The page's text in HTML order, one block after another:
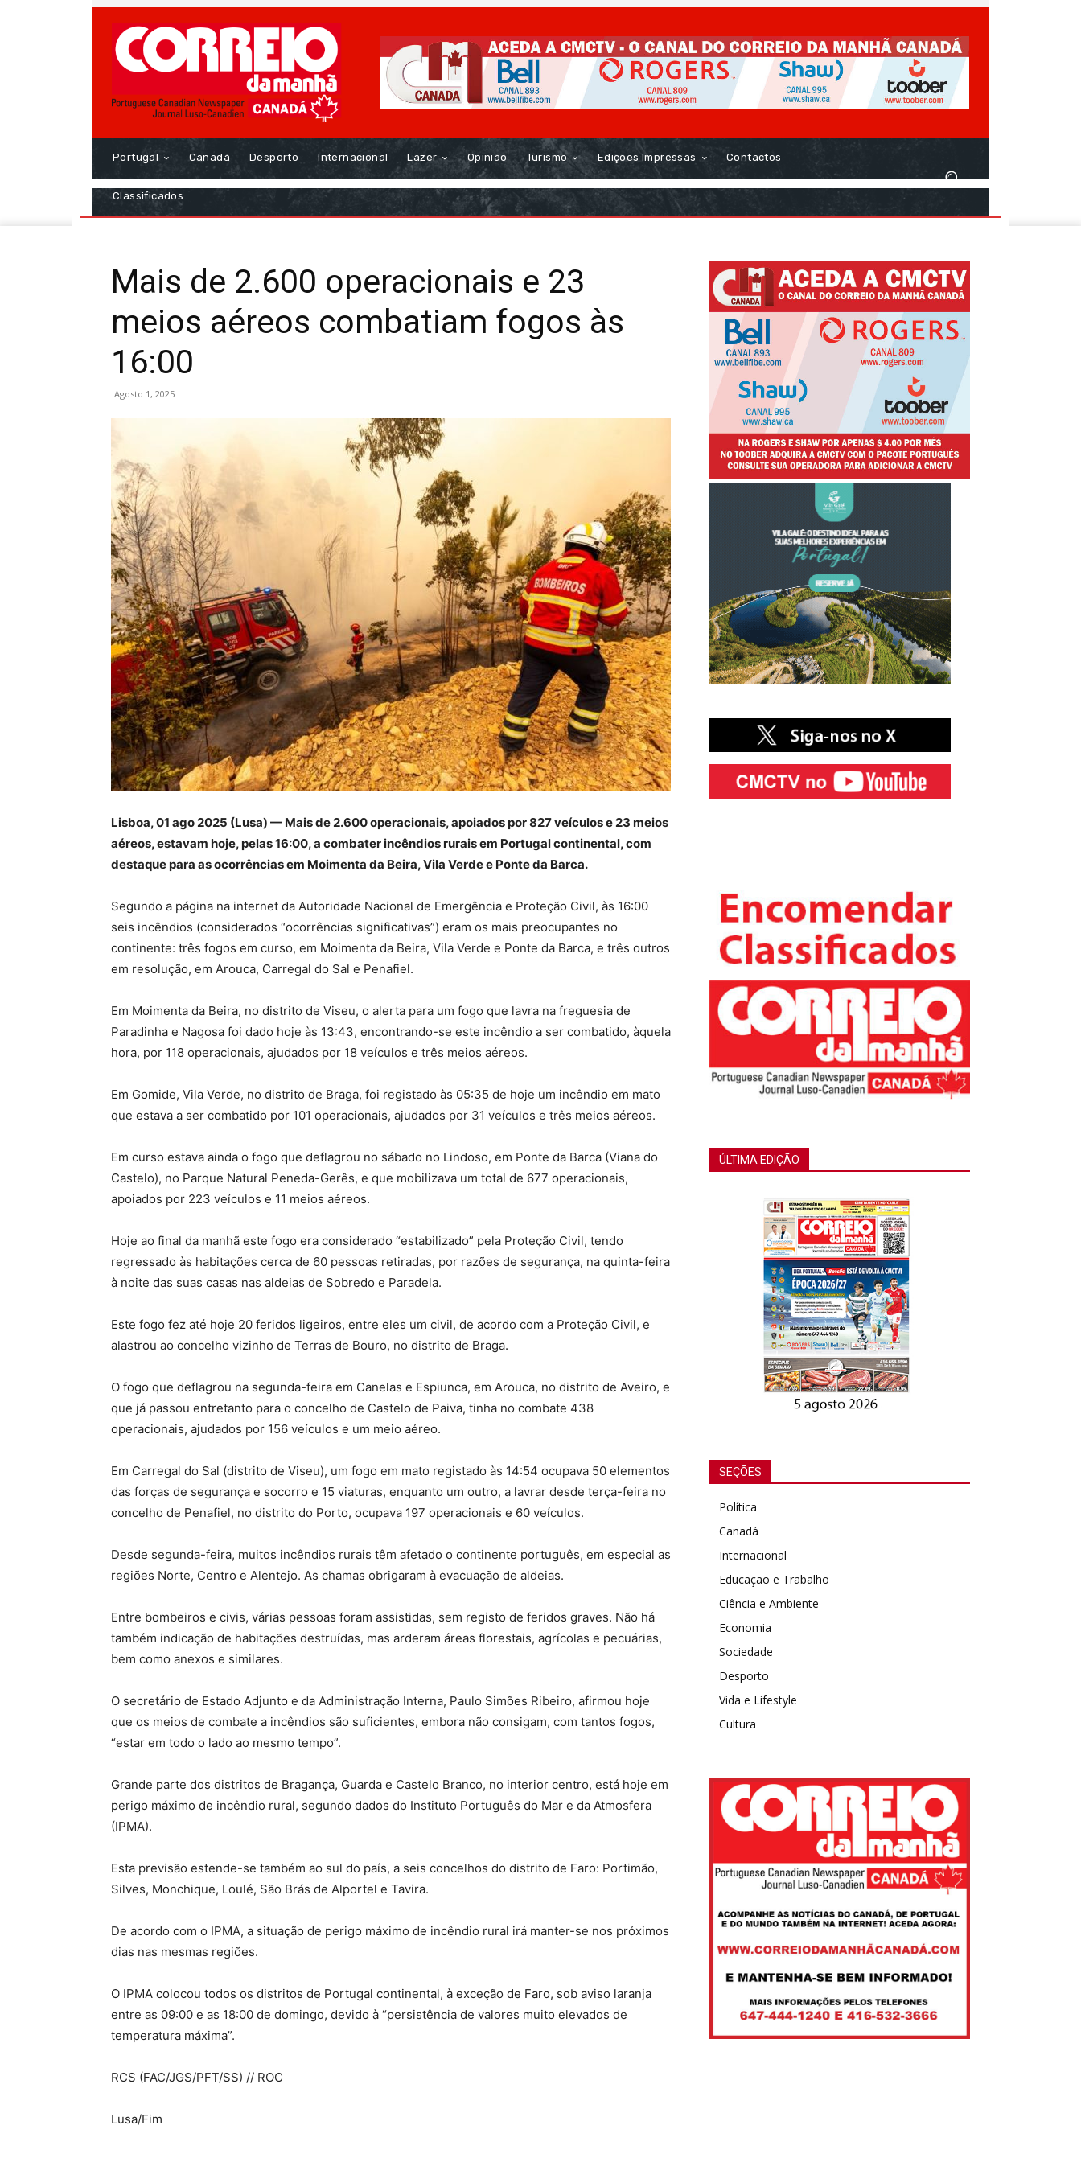
Portugal Canadá Desporto Internacional Lazer Opinião Turismo Edições Impressas Contactos
Classificados
Mais de 2.600 operacionais e 23
meios aéreos combatiam fogos às
16:00
Agosto 1, 2025
Lisboa, 01 ago 2025 (Lusa) — Mais de 2.600 operacionais, apoiados por 827 veículos e 23 meios
aéreos, estavam hoje, pelas 16:00, a combater incêndios rurais em Portugal continental, com
destaque para as ocorrências em Moimenta da Beira, Vila Verde e Ponte da Barca.
Segundo a página na internet da Autoridade Nacional de Emergência e Proteção Civil, às 16:00
seis incêndios (considerados “ocorrências significativas”) eram os mais preocupantes no
continente: três fogos em curso, em Moimenta da Beira, Vila Verde e Ponte da Barca, e três outros
em resolução, em Arouca, Carregal do Sal e Penafiel.
Em Moimenta da Beira, no distrito de Viseu, o alerta para um fogo que lavra na freguesia de
Paradinha e Nagosa foi dado hoje às 13:43, encontrando-se este incêndio a ser combatido, àquela
hora, por 118 operacionais, ajudados por 18 veículos e três meios aéreos.
Em Gomide, Vila Verde, no distrito de Braga, foi registado às 05:35 de hoje um incêndio em mato
que estava a ser combatido por 101 operacionais, ajudados por 31 veículos e três meios aéreos.
Em curso estava ainda o fogo que deflagrou no sábado no Lindoso, em Ponte da Barca (Viana do
Castelo), no Parque Natural Peneda-Gerês, e que mobilizava um total de 677 operacionais,
apoiados por 223 veículos e 11 meios aéreos.
Hoje ao final da manhã este fogo era considerado “estabilizado” pela Proteção Civil, tendo
regressado às habitações cerca de 60 pessoas retiradas, por razões de segurança, na quinta-feira
à noite das suas casas nas aldeias de Sobredo e Paradela.
Este fogo fez até hoje 20 feridos ligeiros, entre eles um civil, de acordo com a Proteção Civil, e
alastrou ao concelho vizinho de Terras de Bouro, no distrito de Braga.
O fogo que deflagrou na segunda-feira em Canelas e Espiunca, em Arouca, no distrito de Aveiro, e
que já passou entretanto para o concelho de Castelo de Paiva, tinha no combate 438
operacionais, ajudados por 156 veículos e um meio aéreo.
Em Carregal do Sal (distrito de Viseu), um fogo em mato registado às 14:54 ocupava 50 elementos
das forças de segurança e socorro e 15 viaturas, enquanto um outro, a lavrar desde terça-feira no
concelho de Penafiel, no distrito do Porto, ocupava 197 operacionais e 60 veículos.
Desde segunda-feira, muitos incêndios rurais têm afetado o continente português, em especial as
regiões Norte, Centro e Alentejo. As chamas obrigaram à evacuação de aldeias.
Entre bombeiros e civis, várias pessoas foram assistidas, sem registo de feridos graves. Não há
também indicação de habitações destruídas, mas arderam áreas florestais, agrícolas e pecuárias,
bem como anexos e similares.
O secretário de Estado Adjunto e da Administração Interna, Paulo Simões Ribeiro, afirmou hoje
que os meios de combate a incêndios são suficientes, embora não consigam, com tantos fogos,
“estar em todo o lado ao mesmo tempo”.
Grande parte dos distritos de Bragança, Guarda e Castelo Branco, no interior centro, está hoje em
perigo máximo de incêndio rural, segundo dados do Instituto Português do Mar e da Atmosfera
(IPMA).
Esta previsão estende-se também ao sul do país, a seis concelhos do distrito de Faro: Portimão,
Silves, Monchique, Loulé, São Brás de Alportel e Tavira.
De acordo com o IPMA, a situação de perigo máximo de incêndio rural irá manter-se nos próximos
dias nas mesmas regiões.
O IPMA colocou todos os distritos de Portugal continental, à exceção de Faro, sob aviso laranja
entre as 09:00 e as 18:00 de domingo, devido à “persistência de valores muito elevados de
temperatura máxima”.
RCS (FAC/JGS/PFT/SS) // ROC
Lusa/Fim
ÚLTIMA EDIÇÃO
SEÇÕES
Política
Canadá
Internacional
Educação e Trabalho
Ciência e Ambiente
Economia
Sociedade
Desporto
Vida e Lifestyle
Cultura